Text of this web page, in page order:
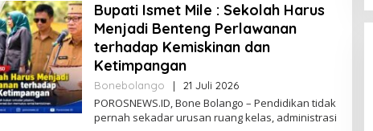
O
S
N
E
Bupati Ismet Mile : Sekolah Harus
Menjadi Benteng Perlawanan
terhadap Kemiskinan dan
Ketimpangan
Bonebolango | 21 Juli 2026O
E
H
POROSNEWS.ID, Bone Bolango – Pendidikan tidak
pernah sekadar urusan ruang kelas, administrasi